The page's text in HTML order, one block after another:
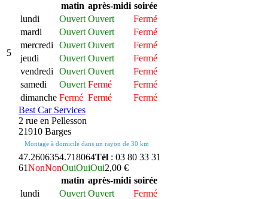
5
matin après-midi soirée
lundi
Ouvert Ouvert
Fermé
mardi
Ouvert Ouvert
Fermé
mercredi
Ouvert Ouvert
Fermé
jeudi
Ouvert Ouvert
Fermé
vendredi
Ouvert Ouvert
Fermé
samedi
Ouvert Fermé
Fermé
dimanche Fermé Fermé
Fermé
Best Car Services
2 rue en Pellesson
21910 Barges
Montage à domicile dans un rayon de 30 km
47.2606354.718064Tél : 03 80 33 31
61NonNonOuiOuiOui2,00 €
matin après-midi soirée
lundi
Ouvert Ouvert
Fermé